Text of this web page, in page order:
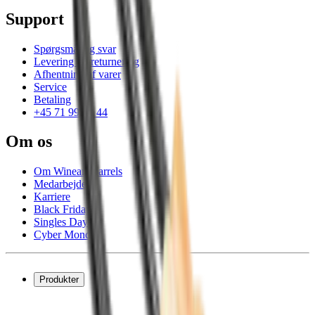
Support
Spørgsmål og svar
Levering og returnering
Afhentning af varer
Service
Betaling
+45 71 99 33 44
Om os
Om Wineandbarrels
Medarbejdere
Karriere
Black Friday
Singles Day
Cyber Monday
Produkter
Vinkøleskab